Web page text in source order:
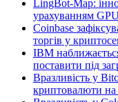
LingBot-Map:
урахуванням
Coinbase
торгів у
IBM
поставити під
Вразливість у
криптовалюти